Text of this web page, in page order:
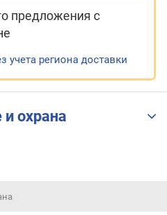
предложения с
учета региона доставки
охрана